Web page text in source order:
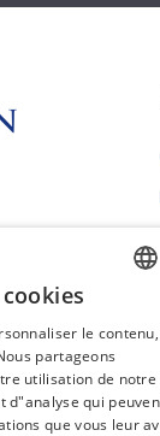
le
partageons
utilisation de notre
d"analyse qui
que vous leur